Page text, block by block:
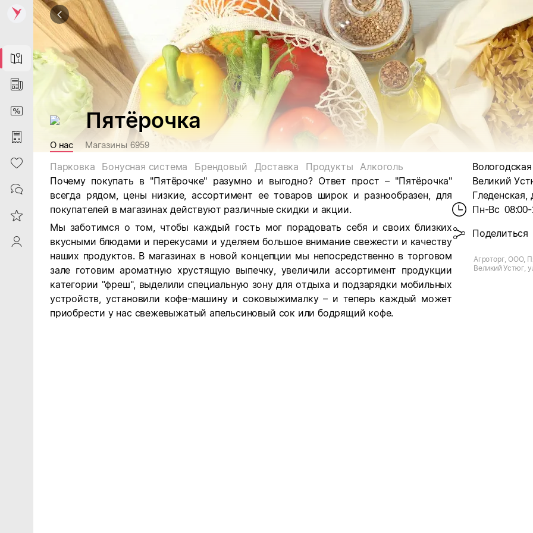
Map
News
DiscountCard
Purchases
Heart
Contacts
Reviews
ProfileSaby
Пятёрочка
О нас Магазины 6959
Парковка Бонусная система Брендовый Доставка Продукты
Алкоголь
Почему покупать в "Пятёрочке" разумно и выгодно? Ответ прост – "Пятёрочка"
всегда рядом, цены низкие, ассортимент ее товаров широк и разнообразен, для
покупателей в магазинах действуют различные скидки и акции.
Мы заботимся о том, чтобы каждый гость мог порадовать себя и своих близких
вкусными блюдами и перекусами и уделяем большое внимание свежести и качеству
наших продуктов. В магазинах в новой концепции мы непосредственно в торговом
зале готовим ароматную хрустящую выпечку, увеличили ассортимент продукции
категории "фреш", выделили специальную зону для отдыха и подзарядки мобильных
устройств, установили кофе-машину и соковыжималку – и теперь каждый может
приобрести у нас свежевыжатый апельсиновый сок или бодрящий кофе.
Великий
Гледенская,
Пн-Вс
Поделиться
Агроторг, ООО,
Великий Устюг,